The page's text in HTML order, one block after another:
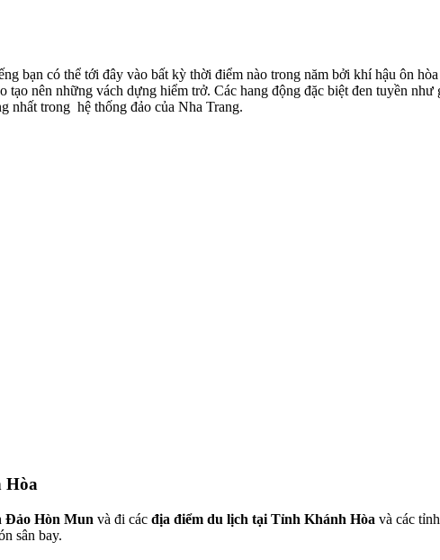
bạn có thể tới đây vào bất kỳ thời điểm nào trong năm bởi khí hậu ôn
nên những vách dựng hiểm trở. Các hang động đặc biệt đen tuyền
nhất trong hệ thống đảo của Nha Trang.
Hòa
Đảo Hòn Mun và đi các địa điểm du lịch tại Tỉnh Khánh Hòa và các
sân bay.